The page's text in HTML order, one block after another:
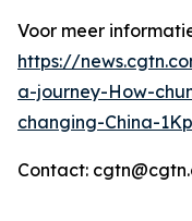
Voor meer
https://
a-journey-How-
changing-China-
Contact: